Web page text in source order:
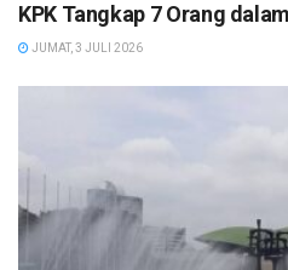
KPK Tangkap 7 Orang
JUMAT, 3 JULI 2026